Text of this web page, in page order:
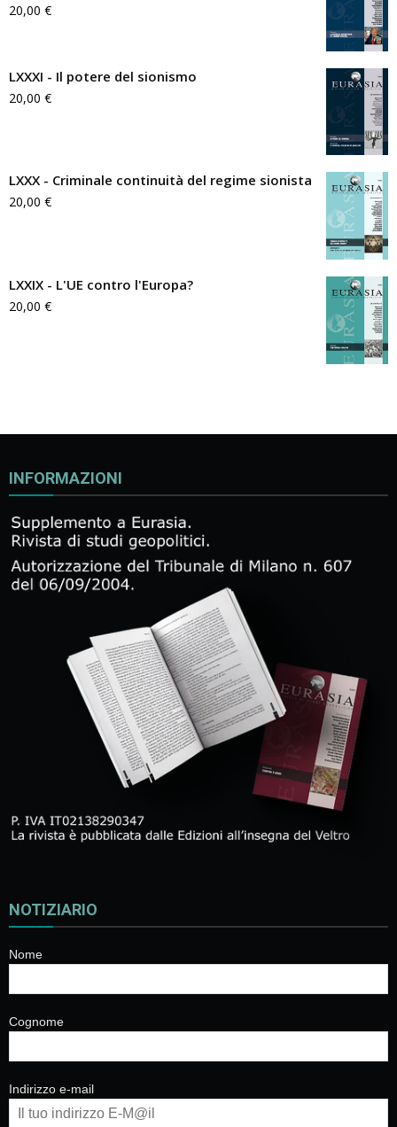
20,00 €
LXXXI - Il potere del sionismo
20,00 €
LXXX - Criminale continuità del regime sionista
20,00 €
LXXIX - L'UE contro l'Europa?
20,00 €
INFORMAZIONI
NOTIZIARIO
Nome
Cognome
Indirizzo e-mail